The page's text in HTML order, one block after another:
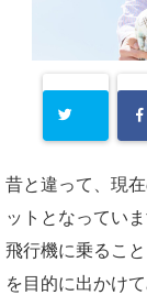
昔と違って、現
ットとなっていま
飛行機に乗るこ
を目的に出かけ